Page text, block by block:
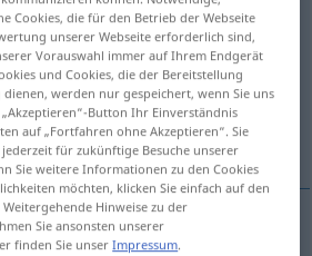
>
anklicken/antippen)
pokryć
Cookies, die für den Betrieb der Webseite
unserer Webseite erforderlich sind,
Vorauswahl immer auf Ihrem Endgerät
und Cookies, die der Bereitstellung
werden nur gespeichert, wenn Sie uns
Button Ihr Einverständnis
auf „Fortfahren ohne Akzeptieren“. Sie
für zukünftige Besuche unserer
Sie weitere Informationen zu den Cookies
möchten, klicken Sie einfach auf den
Hinweise zu der
Sie ansonsten unserer
finden Sie unserImpressum.